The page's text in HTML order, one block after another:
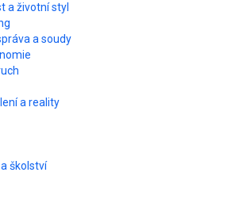
a životní styl
a soudy
a reality
školství